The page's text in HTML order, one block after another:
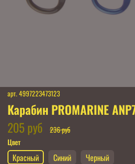
арт. 4997223473123
Карабин PROMARINE
205 руб
236 руб
Цвет
Красный Синий Черный